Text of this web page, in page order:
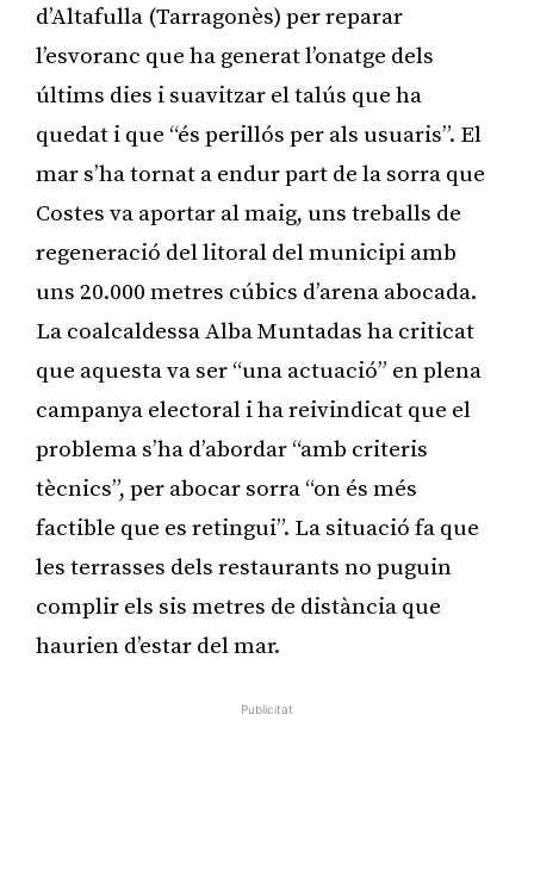
d’Altafulla (Tarragonès) per reparar
l’esvoranc que ha generat l’onatge dels
últims dies i suavitzar el talús que ha
quedat i que “és perillós per als usuaris”. El
mar s’ha tornat a endur part de la sorra que
Costes va aportar al maig, uns treballs de
regeneració del litoral del municipi amb
uns 20.000 metres cúbics d’arena abocada.
La coalcaldessa Alba Muntadas ha criticat
que aquesta va ser “una actuació” en plena
campanya electoral i ha reivindicat que el
problema s’ha d’abordar “amb criteris
tècnics”, per abocar sorra “on és més
factible que es retingui”. La situació fa que
les terrasses dels restaurants no puguin
complir els sis metres de distància que
haurien d’estar del mar.
Publicitat